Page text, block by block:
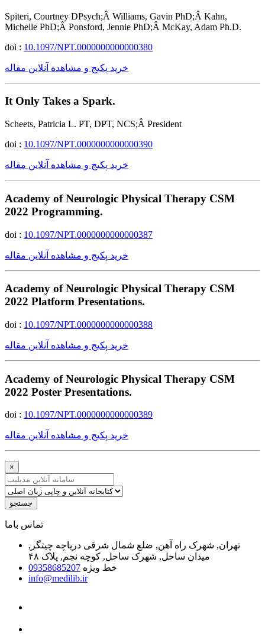
Spiteri, Courtney DPsych;Â Williams, Gavin PhD;Â Kahn,
Michelle PhD;Â Ponsford, Jennie PhD;Â McKay, Adam Ph.D.
doi : 10.1097/NPT.0000000000000380
خرید پکیج و مشاهده آنلاین مقاله
It Only Takes a Spark.
Scheets, Patricia L. PT, DPT, NCS;Â President
doi : 10.1097/NPT.0000000000000390
خرید پکیج و مشاهده آنلاین مقاله
Academy of Neurologic Physical Therapy CSM
2022 Programming.
doi : 10.1097/NPT.0000000000000387
خرید پکیج و مشاهده آنلاین مقاله
Academy of Neurologic Physical Therapy CSM
2022 Platform Presentations.
doi : 10.1097/NPT.0000000000000388
خرید پکیج و مشاهده آنلاین مقاله
Academy of Neurologic Physical Therapy CSM
2022 Poster Presentations.
doi : 10.1097/NPT.0000000000000389
خرید پکیج و مشاهده آنلاین مقاله
×
جستجو
ﺗﻤﺎﺱ ﺑﺎﻣﺎ
تهران, شهرک راه آهن, ضلع شمال شرقی دریاچه چیتگر,
میدان ساحل, شهرک ساحل, کوچه نجم, پلاک ۴۸
خط ویژه 09358685207
info@medilib.ir